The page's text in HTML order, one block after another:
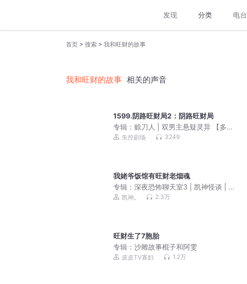
发现 分类 电台
首页 > 搜索 > 我和旺财的故事
我和旺财的故事 相关的声音
1599.阴路旺财局2：阴路旺财局
专辑： 赊刀人 | 双男主悬疑灵异 【多人
有声剧】
失控剧场 3249
我姥爷饭馆有旺财老烟魂
专辑： 深夜恐怖聊天室3 | 凯神怪谈 | 听
友故事
凯神_ 2.3万
旺财生了7胞胎
专辑： 沙雕故事棍子和阿雯
皮皮TV寡妇 1.2万